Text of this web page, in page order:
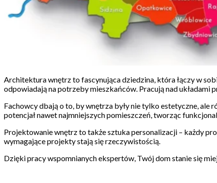
Architektura wnętrz to fascynująca dziedzina, która łączy w
odpowiadają na potrzeby mieszkańców. Pracują nad
Fachowcy dbają o to, by wnętrza były nie tylko estetyczne,
potencjał nawet najmniejszych pomieszczeń, tworząc
Projektowanie wnętrz to także sztuka personalizacji – każdy
wymagające projekty stają się rzeczywistością.
Dzięki pracy wspomnianych ekspertów, Twój dom stanie się